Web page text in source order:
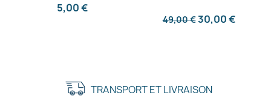
5,00 €
49,00 €30,00 €
TRANSPORT ET LIVRAISON